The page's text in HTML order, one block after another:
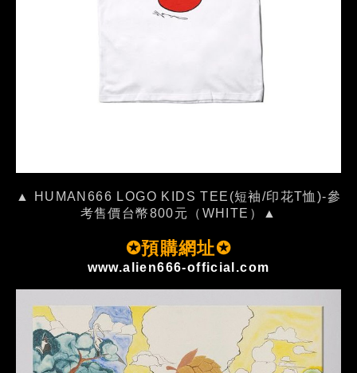
▲ HUMAN666 LOGO KIDS TEE(短袖/印花T恤)-參
考售價台幣800元（WHITE）▲
✪預購網址✪
www.alien666-official.com